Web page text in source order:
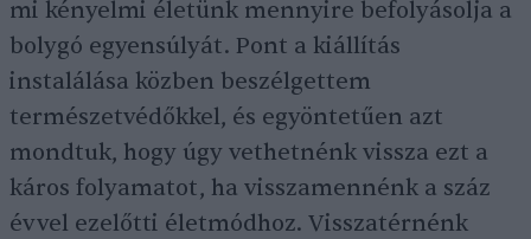
mi kényelmi életünk mennyire befolyásolja a
bolygó egyensúlyát. Pont a kiállítás
instalálása közben beszélgettem
természetvédőkkel, és egyöntetűen azt
mondtuk, hogy úgy vethetnénk vissza ezt a
káros folyamatot, ha visszamennénk a száz
évvel ezelőtti életmódhoz. Visszatérnénk